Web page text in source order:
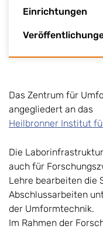
Einrichtungen
Das Zentrum für
angegliedert an das
Heilbronner Institut
Die
auch für
Lehre bearbeiten die
Abschlussarbeiten
der Umformtechnik.
Im Rahmen der